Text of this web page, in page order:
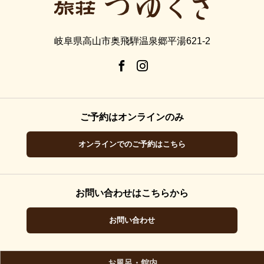
岐阜県高山市奥飛騨温泉郷平湯621-2
ご予約はオンラインのみ
オンラインでのご予約はこちら
お問い合わせはこちらから
お問い合わせ